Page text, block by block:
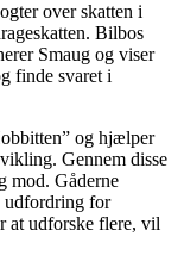
over skatten i
Bilbos
Smaug og viser
finde svaret i
og hjælper
Gennem disse
mod. Gåderne
udfordring for
at udforske flere, vil